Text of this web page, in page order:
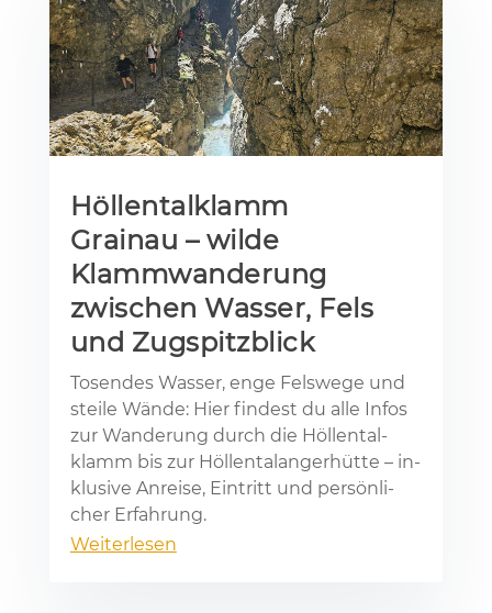
Höllentalklamm
Grainau – wilde
Klammwanderung
zwischen Wasser, Fels
und Zugspitzblick
To­sen­des Was­ser, enge Fels­we­ge und
stei­le Wän­de: Hier fin­dest du alle In­fos
zur Wan­de­rung durch die Höl­len­tal­
klamm bis zur Höl­len­tal­an­ger­hüt­te – in­
klu­si­ve An­rei­se, Ein­tritt und per­sön­li­
cher Er­fah­rung.
Weiterlesen